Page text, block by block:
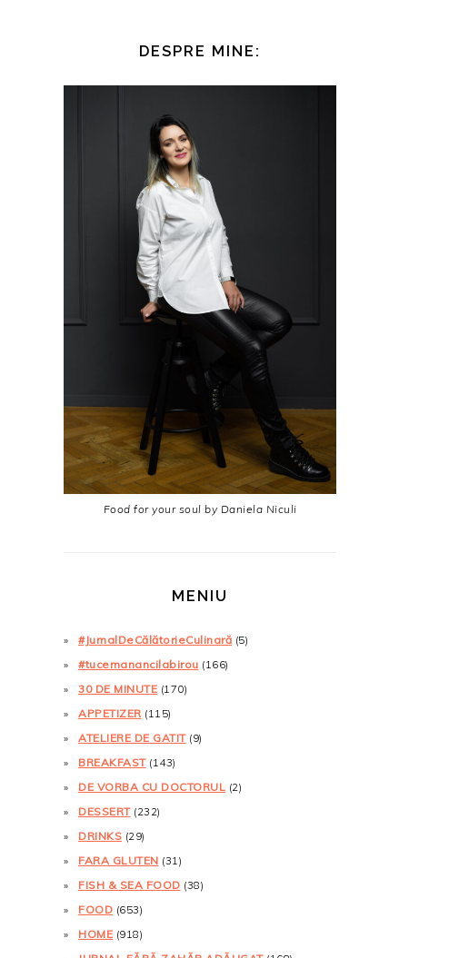
DESPRE MINE:
Food for your soul by Daniela Niculi
MENIU
#JurnalDeCălătorieCulinară (5)
#tucemanancilabirou (166)
30 DE MINUTE (170)
APPETIZER (115)
ATELIERE DE GATIT(9)
BREAKFAST(143)
DE VORBA CU DOCTORUL (2)
DESSERT(232)
DRINKS (29)
FARA GLUTEN (31)
FISH & SEA FOOD (38)
FOOD (653)
HOME (918)